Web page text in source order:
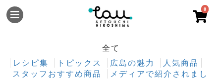
0
全て
レシピ集
トピックス 広島の魅力
人気商品
スタッフおすすめ商品
メディアで紹介されまし